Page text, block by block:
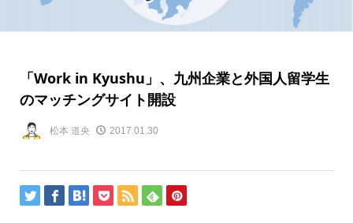
「Work in Kyushu」、九州企業と外国人留学生
のマッチングサイト開設
松本 道央 2017.01.30